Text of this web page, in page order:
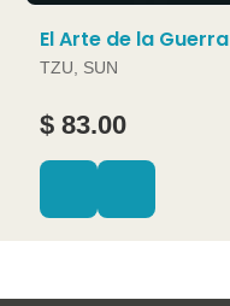
El Arte de la Guerra
TZU, SUN
$ 83.00